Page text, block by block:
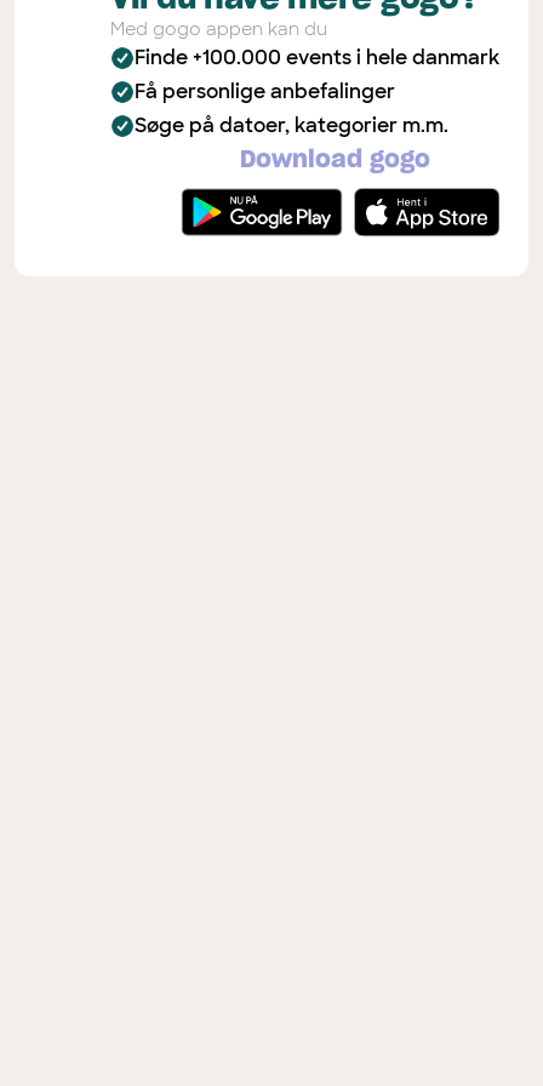
Med gogo appen kan du
Finde +100.000 events i hele danmark
Få personlige anbefalinger
Søge på datoer, kategorier m.m.
Download gogo